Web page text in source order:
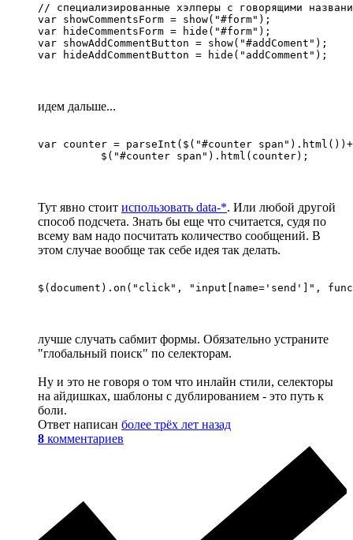
// специализированные хэлперы с говорящими
var showCommentsForm = show("#form");
var hideCommentsForm = hide("#form");
var showAddCommentButton = show("#addComent");
var hideAddCommentButton = hide("addComment");
идем дальше...
var counter = parseInt($("#counter
          $("#counter span").html(counter);
Тут явно стоит использовать data-*. Или любой другой
способ подсчета. Знать бы еще что считается, судя по
всему вам надо посчитать количество сообщений. В
этом случае вообще так себе идея так делать.
$(document).on("click", "input[name='send']",
лучше случать сабмит формы. Обязательно устраните
"глобальный поиск" по селекторам.
Ну и это не говоря о том что инлайн стили, селекторы
на айдишках, шаблоны с дублированием - это путь к
боли.
Ответ написан более трёх лет назад
8 комментариев